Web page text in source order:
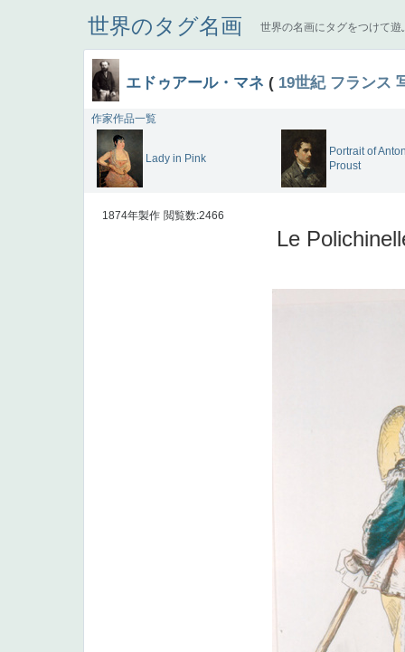
世界のタグ名画 世界の名画にタグをつけて遊
エドゥアール・マネ ( 19世紀 フランス
作家作品一覧
Lady in Pink
Portrait of
Proust
1874年製作 閲覧数:2466
Le